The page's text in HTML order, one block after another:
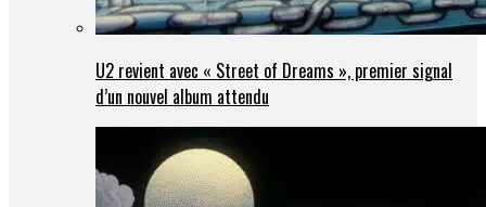
U2 revient avec « Street of Dreams », premier signal
d’un nouvel album attendu